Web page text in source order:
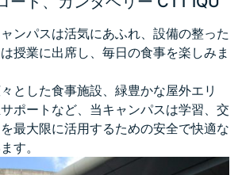
ンパスは活気にあふれ、設備の整った
授業に出席し、毎日の食事を楽しみま
とした食事施設、緑豊かな屋外エリ
ポートなど、当キャンパスは学習、交
最大限に活用するための安全で快適な
す。